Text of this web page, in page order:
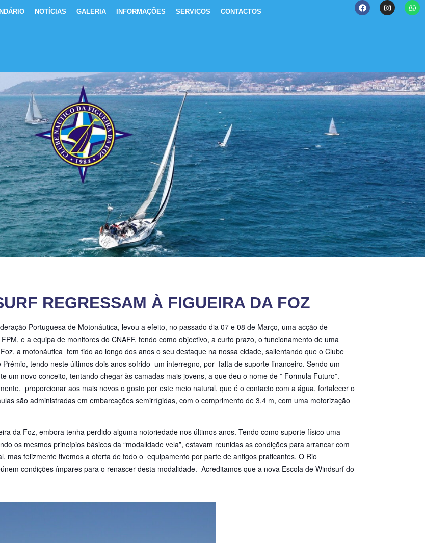
NOTÍCIAS GALERIA INFORMAÇÕES SERVIÇOS CONTACTOS
REGRESSAM À FIGUEIRA DA FOZ
Portuguesa de Motonáutica, levou a efeito, no passado dia 07 e 08 de Março, uma acção de
e a equipa de monitores do CNAFF, tendo como objectivo, a curto prazo, o funcionamento de uma
a motonáutica tem tido ao longo dos anos o seu destaque na nossa cidade, salientando que o Clube
tendo neste últimos dois anos sofrido um interregno, por falta de suporte financeiro. Sendo um
um novo conceito, tentando chegar às camadas mais jovens, a que deu o nome de ” Formula Futuro”.
proporcionar aos mais novos o gosto por este meio natural, que é o contacto com a água, fortalecer o
são administradas em embarcações semirrígidas, com o comprimento de 3,4 m, com uma motorização
da Foz, embora tenha perdido alguma notoriedade nos últimos anos. Tendo como suporte físico uma
os mesmos princípios básicos da “modalidade vela”, estavam reunidas as condições para arrancar com
mas felizmente tivemos a oferta de todo o equipamento por parte de antigos praticantes. O Rio
condições ímpares para o renascer desta modalidade. Acreditamos que a nova Escola de Windsurf do